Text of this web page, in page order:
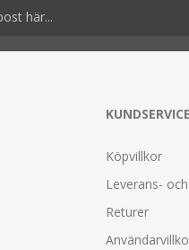
KUNDSERVICE
Köpvillkor
Leverans-
Returer